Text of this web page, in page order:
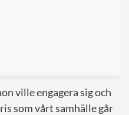
ville engagera sig och
som vårt samhälle går